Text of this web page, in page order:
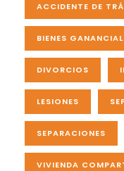
ACCIDENTE DE
BIENES
DIVORCIOS
LESIONES
SEPARACIONES
VIVIENDA